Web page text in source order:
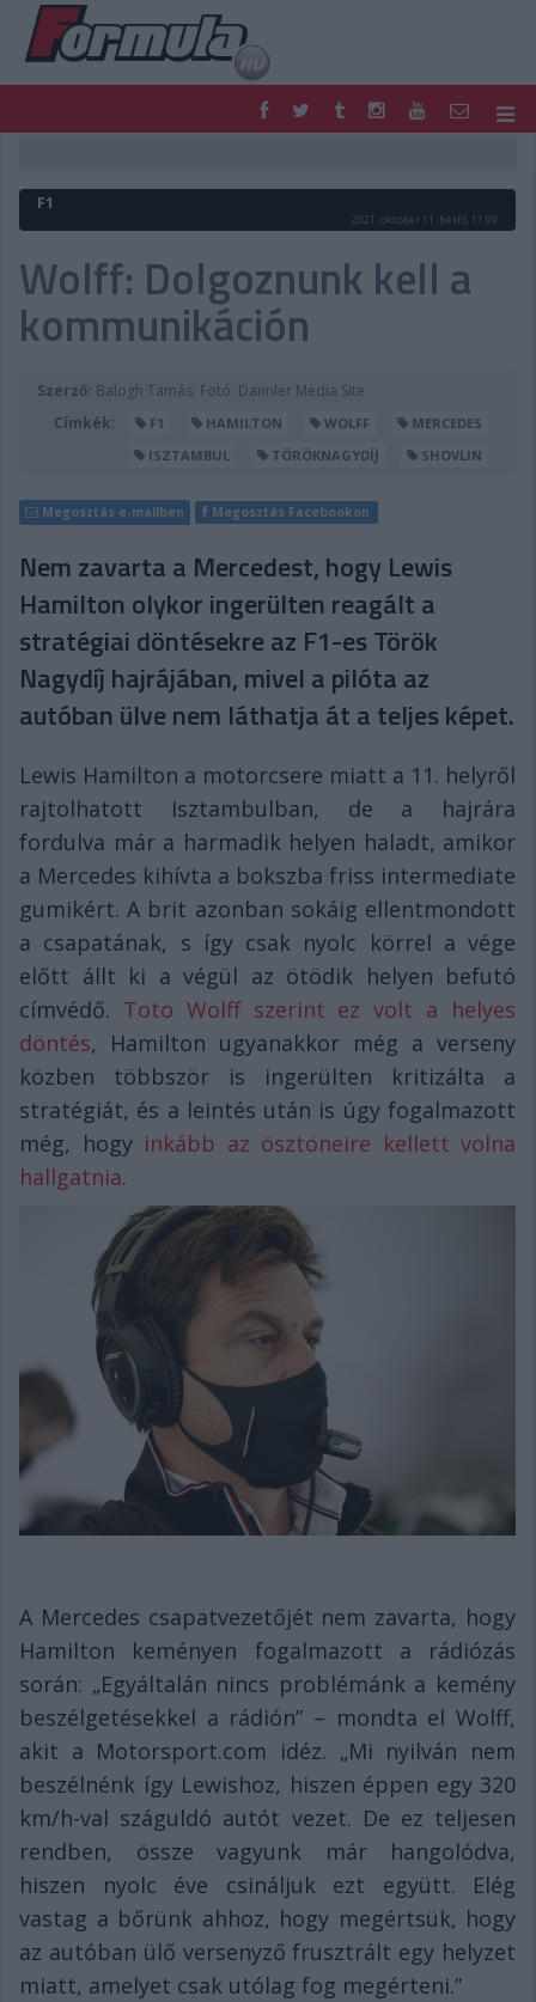
FORMULA
MOTOR
PODCAST
SHOP
LIVE
TIPPJÁTÉK
DIGITÁLIS MAGAZIN
PONTÁLLÁSOK
F1
2021. október 11. hétfő, 11:09
Wolff: Dolgoznunk kell a
kommunikáción
Szerző: Balogh Tamás; Fotó: Daimler Media Site
Címkék:
F1 HAMILTON WOLFF
MERCEDES
ISZTAMBUL
TÖRÖKNAGYDÍJ SHOVLIN
Megosztás e-mailben Megosztás Facebookon
Nem zavarta a Mercedest, hogy Lewis
Hamilton olykor ingerülten reagált a
stratégiai döntésekre az F1-es Török
Nagydíj hajrájában, mivel a pilóta az
autóban ülve nem láthatja át a teljes képet.
Lewis Hamilton a motorcsere miatt a 11. helyről
rajtolhatott Isztambulban, de a hajrára
fordulva már a harmadik helyen haladt, amikor
a Mercedes kihívta a bokszba friss intermediate
gumikért. A brit azonban sokáig ellentmondott
a csapatának, s így csak nyolc körrel a vége
előtt állt ki a végül az ötödik helyen befutó
címvédő. Toto Wolff szerint ez volt a helyes
döntés, Hamilton ugyanakkor még a verseny
közben többször is ingerülten kritizálta a
stratégiát, és a leintés után is úgy fogalmazott
még, hogy inkább az ösztöneire kellett volna
hallgatnia.
A Mercedes csapatvezetőjét nem zavarta, hogy
Hamilton keményen fogalmazott a rádiózás
során: „Egyáltalán nincs problémánk a kemény
beszélgetésekkel a rádión” – mondta el Wolff,
akit a Motorsport.com idéz. „Mi nyilván nem
beszélnénk így Lewishoz, hiszen éppen egy 320
km/h-val száguldó autót vezet. De ez teljesen
rendben, össze vagyunk már hangolódva,
hiszen nyolc éve csináljuk ezt együtt. Elég
vastag a bőrünk ahhoz, hogy megértsük, hogy
az autóban ülő versenyző frusztrált egy helyzet
miatt, amelyet csak utólag fog megérteni.”